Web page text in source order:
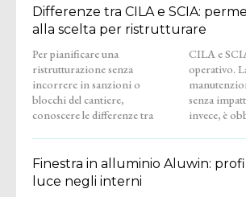
Differenze tra CILA e SCIA:
alla scelta per ristrutturare
Per pianificare una
ristrutturazione senza
incorrere in sanzioni o
blocchi del cantiere,
conoscere le differenze tra
CILA e SCIA è il primo passo
operativo. La CILA gestisce la
manutenzione straordinaria
senza impatto statico; la SCIA,
invece, è
Finestra in alluminio Aluwin:
luce negli interni